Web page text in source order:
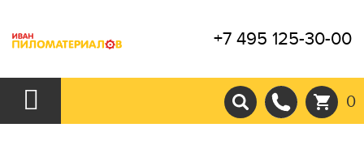
+7 495 125-30-00
0